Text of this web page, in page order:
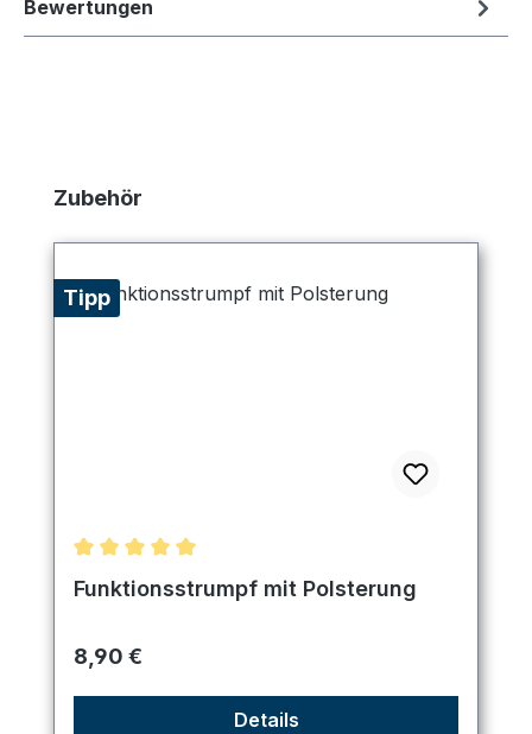
Bewertungen
Produktgalerie überspringen
Zubehör
Tipp
Durchschnittliche Bewertung von 5 von 5 Sternen
Funktionsstrumpf mit Polsterung
Regulärer Preis:
8,90 €
Details